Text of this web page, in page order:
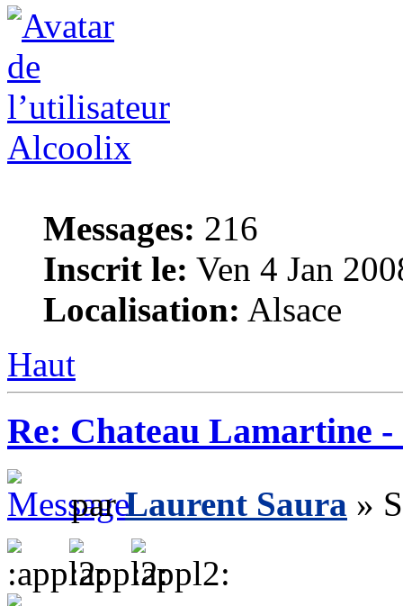
Alcoolix
Messages: 216
Inscrit le: Ven 4 Jan
Localisation: Alsace
Haut
Re: Chateau Lamartine -
parLaurent Saura »